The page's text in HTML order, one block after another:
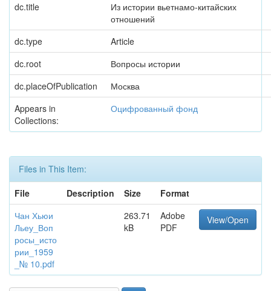
dc.title
Из истории вьетнамо-китайских
отношений
dc.type
Article
dc.root
Вопросы истории
dc.placeOfPublication
Москва
Appears in
Collections:
Оцифрованный фонд
Files in This Item:
File
Description Size
Format
Чан Хьюи
Льеу_Воп
росы_исто
рии_1959
_№ 10.pdf
263.71
kB
Adobe
PDF
View/Open